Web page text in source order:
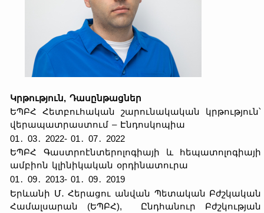
Կրթություն, Դասընթացներ
ԵՊԲՀ Հետբուհական շարունակական կրթություն՝
վերապատրաստում – Էնդոսկոպիա
01․ 03․ 2022- 01․ 07․ 2022
ԵՊԲՀ Գաստրոէնտերոլոգիայի և հեպատոլոգիայի
ամբիոն կլինիկական օրդինատուրա
01․ 09․ 2013- 01․ 09․ 2019
Երևանի Մ․ Հերացու անվան Պետական Բժշկական
Համալսարան (ԵՊԲՀ), Ընդհանուր Բժշկության